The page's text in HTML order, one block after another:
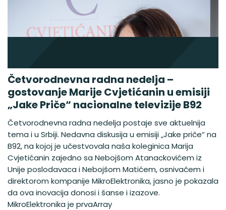
Četvorodnevna radna nedelja –
gostovanje Marije Cvjetićanin u emisiji
„Jake Priče“ nacionalne televizije B92
Četvorodnevna radna nedelja postaje sve aktuelnija
tema i u Srbiji. Nedavna diskusija u emisiji „Jake priče“ na
B92, na kojoj je učestvovala naša koleginica Marija
Cvjetićanin zajedno sa Nebojšom Atanackovićem iz
Unije poslodavaca i Nebojšom Matićem, osnivačem i
direktorom kompanije MikroElektronika, jasno je pokazala
da ova inovacija donosi i šanse i izazove.
MikroElektronika je prvaArray